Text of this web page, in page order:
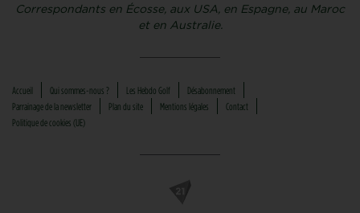
Correspondants en Écosse, aux USA, en Espagne, au Maroc
et en Australie.
Accueil Qui sommes-nous ? Les Hebdo Golf
Désabonnement
Parrainage de la newsletter
Plan du site Mentions légales
Contact
Politique de cookies (UE)